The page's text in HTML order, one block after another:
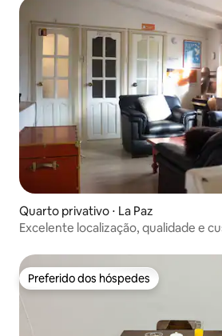
Quarto privativo ⋅ La Paz
Excelente localização, qualidade e
Preferido dos hóspedes
Preferido dos hóspedes